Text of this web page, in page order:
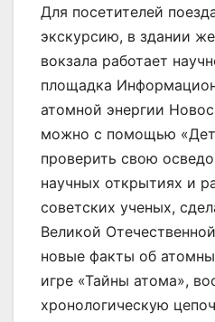
Для посетителей
экскурсию, в здании
вокзала работает
площадка
атомной энергии
можно с помощью
проверить свою
научных открытиях и
советских ученых,
Великой
новые факты об
игре «Тайны атома»,
хронологическую